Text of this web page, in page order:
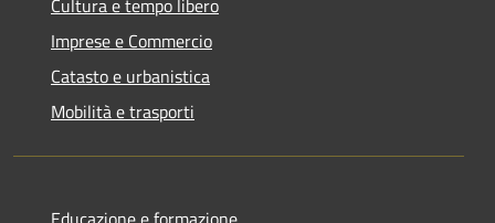
Cultura e tempo libero
Imprese e Commercio
Catasto e urbanistica
Mobilità e trasporti